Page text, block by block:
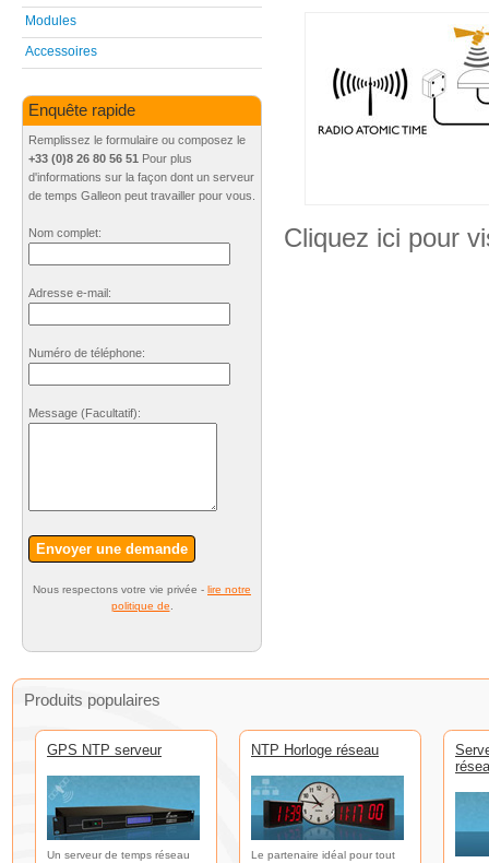
Cliquez ici pour
Modules
Accessoires
Enquête rapide
Remplissez le formulaire ou composez le
+33 (0)8 26 80 56 51 Pour plus
d'informations sur la façon dont un serveur
de temps Galleon peut travailler pour vous.
Nom complet:
Adresse e-mail:
Numéro de téléphone:
Message (Facultatif):
Envoyer une demande
Nous respectons votre vie privée - lire notre
politique de.
Produits populaires
GPS NTP serveur
Un serveur de temps réseau
NTP Horloge réseau
Le partenaire idéal pour tout